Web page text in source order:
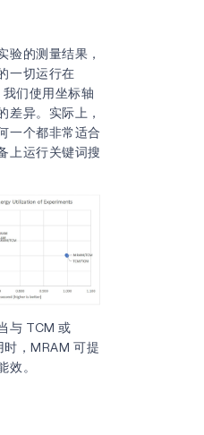
验的测量结果，
一切运行在
们使用坐标轴
差异。实际上，
一个都非常适合
上运行关键词搜
与 TCM 或
时，MRAM 可提
效。